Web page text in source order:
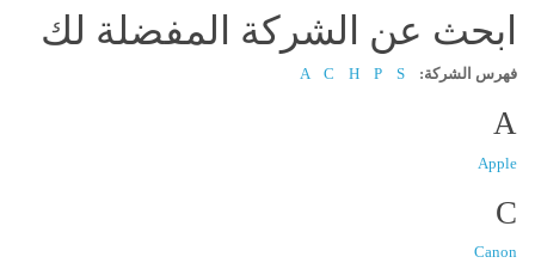
ابحث عن الشركة المفضلة لك
فهرس الشركة: A C H P S
A
Apple
C
Canon